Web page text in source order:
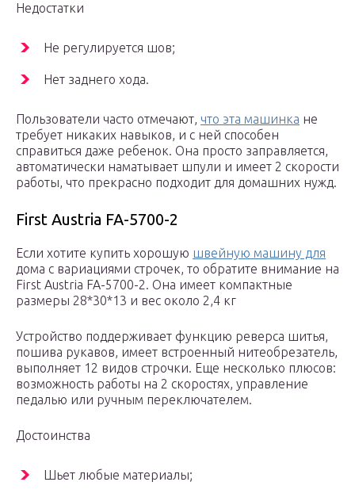
Недостатки
Не регулируется шов;
Нет заднего хода.
Пользователи часто отмечают, что эта машинка не
требует никаких навыков, и с ней способен
справиться даже ребенок. Она просто заправляется,
автоматически наматывает шпули и имеет 2 скорости
работы, что прекрасно подходит для домашних нужд.
First Austria FA-5700-2
Если хотите купить хорошую швейную машину для
дома с вариациями строчек, то обратите внимание на
First Austria FA-5700-2. Она имеет компактные
размеры 28*30*13 и вес около 2,4 кг
Устройство поддерживает функцию реверса шитья,
пошива рукавов, имеет встроенный нитеобрезатель,
выполняет 12 видов строчки. Еще несколько плюсов:
возможность работы на 2 скоростях, управление
педалью или ручным переключателем.
Достоинства
Шьет любые материалы;